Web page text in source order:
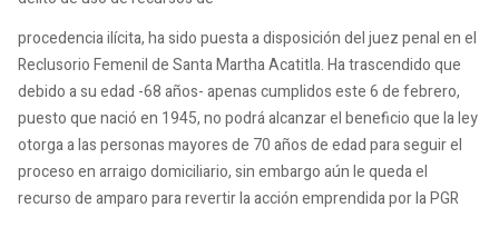
procedencia ilícita, ha sido puesta a disposición del juez penal en el
Reclusorio Femenil de Santa Martha Acatitla. Ha trascendido que
debido a su edad -68 años- apenas cumplidos este 6 de febrero,
puesto que nació en 1945, no podrá alcanzar el beneficio que la ley
otorga a las personas mayores de 70 años de edad para seguir el
proceso en arraigo domiciliario, sin embargo aún le queda el
recurso de amparo para revertir la acción emprendida por la PGR